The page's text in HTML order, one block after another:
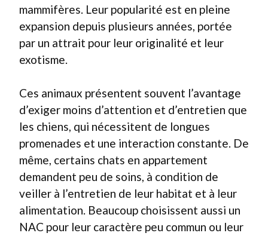
mammifères. Leur popularité est en pleine
expansion depuis plusieurs années, portée
par un attrait pour leur originalité et leur
exotisme.
Ces animaux présentent souvent l’avantage
d’exiger moins d’attention et d’entretien que
les chiens, qui nécessitent de longues
promenades et une interaction constante. De
même, certains chats en appartement
demandent peu de soins, à condition de
veiller à l’entretien de leur habitat et à leur
alimentation. Beaucoup choisissent aussi un
NAC pour leur caractère peu commun ou leur